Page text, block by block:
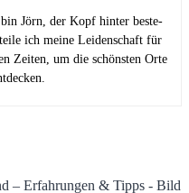
Jörn, der Kopf hinter beste-
ich meine Leidenschaft für
Zeiten, um die schönsten Orte